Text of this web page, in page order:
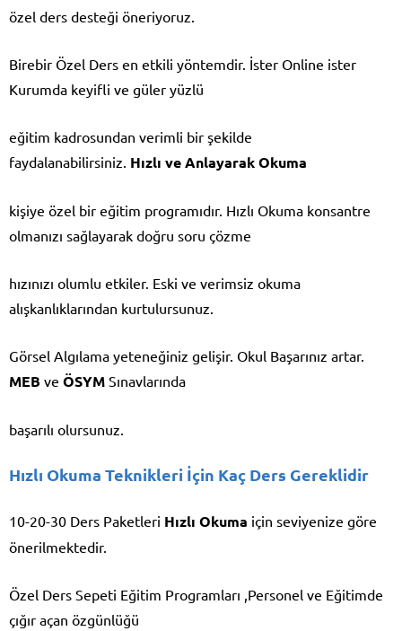
özel ders desteği öneriyoruz.
Birebir Özel Ders en etkili yöntemdir. İster Online ister
Kurumda keyifli ve güler yüzlü
eğitim kadrosundan verimli bir şekilde
faydalanabilirsiniz. Hızlı ve Anlayarak Okuma
kişiye özel bir eğitim programıdır. Hızlı Okuma konsantre
olmanızı sağlayarak doğru soru çözme
hızınızı olumlu etkiler. Eski ve verimsiz okuma
alışkanlıklarından kurtulursunuz.
Görsel Algılama yeteneğiniz gelişir. Okul Başarınız artar.
MEB ve ÖSYM Sınavlarında
başarılı olursunuz.
Hızlı Okuma Teknikleri İçin Kaç Ders Gereklidir
10-20-30 Ders Paketleri Hızlı Okuma için seviyenize göre
önerilmektedir.
Özel Ders Sepeti Eğitim Programları ,Personel ve Eğitimde
çığır açan özgünlüğü